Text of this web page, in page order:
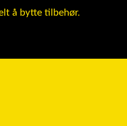
å bytte tilbehør.